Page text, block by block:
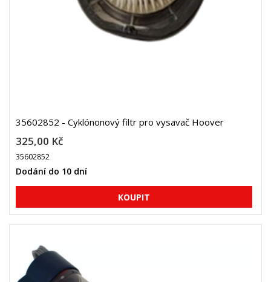
35602852 - Cyklónonový filtr pro vysavač Hoover
325,00 Kč
35602852
Dodání do 10 dní